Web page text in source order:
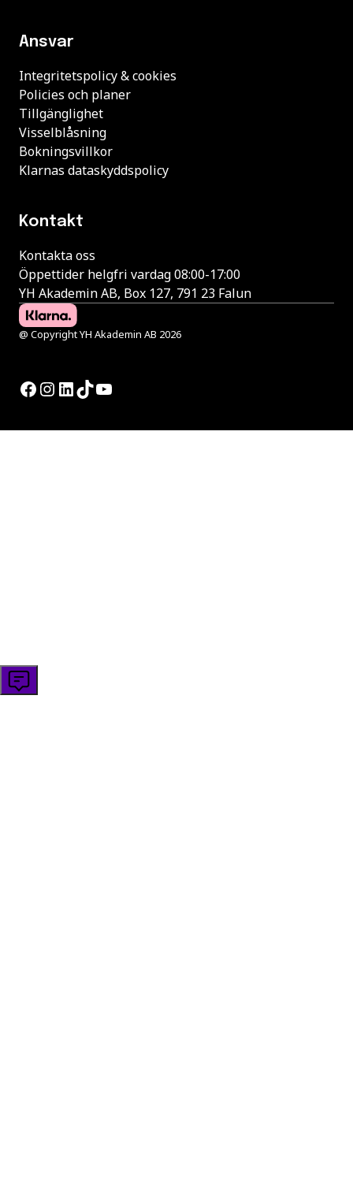
Ansvar
Integritetspolicy & cookies
Policies och planer
Tillgänglighet
Visselblåsning
Bokningsvillkor
Klarnas dataskyddspolicy
Kontakt
Kontakta oss
Öppettider helgfri vardag 08:00-17:00
YH Akademin AB, Box 127, 791 23 Falun
@ Copyright YH Akademin AB 2026
Facebook
Instagram
LinkedIn
TikTok
YouTube